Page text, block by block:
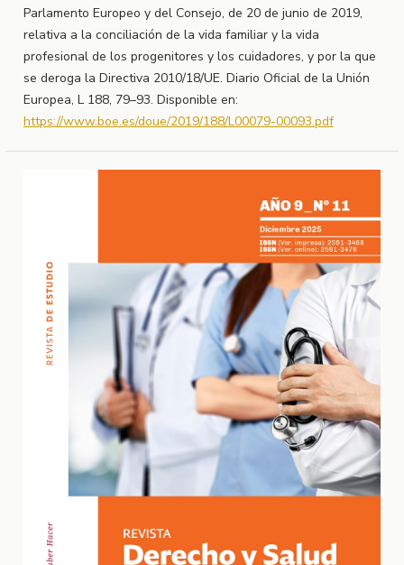
Parlamento Europeo y del Consejo, de 20 de junio de 2019,
relativa a la conciliación de la vida familiar y la vida
profesional de los progenitores y los cuidadores, y por la que
se deroga la Directiva 2010/18/UE. Diario Oficial de la Unión
Europea, L 188, 79–93. Disponible en:
https://www.boe.es/doue/2019/188/L00079-00093.pdf